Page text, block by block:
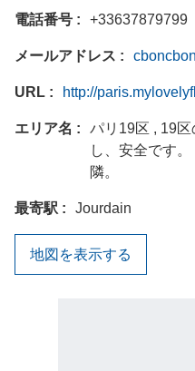
電話番号 +33637879799
メールアドレス
URL http://
エリア名
パリ19区 , 19
し、安全です
隣。
最寄駅 Jourdain
地図を表示する